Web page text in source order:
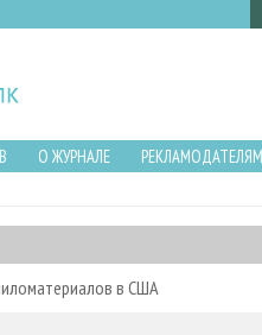
О ЖУРНАЛЕ
РЕКЛАМОДАТЕЛЯМ
в США